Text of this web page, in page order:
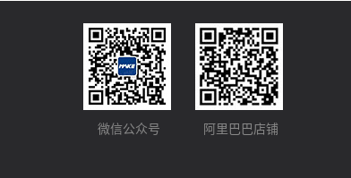
微信公众号 阿里巴巴店铺